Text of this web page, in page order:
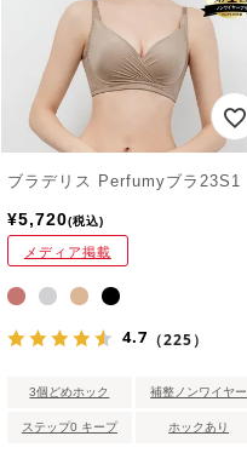
ブラデリス Perfumyブラ23S1
¥5,720 税込
メディア掲載
4.7 （225）
3個どめホック 補整ノンワイヤー
ステップ0 キープ ホックあり